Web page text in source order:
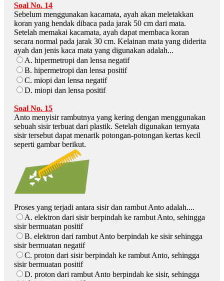
Soal No. 14
Sebelum menggunakan kacamata, ayah akan meletakkan
koran yang hendak dibaca pada jarak 50 cm dari mata.
Setelah memakai kacamata, ayah dapat membaca koran
secara normal pada jarak 30 cm. Kelainan mata yang diderita
ayah dan jenis kaca mata yang digunakan adalah...
A. hipermetropi dan lensa negatif
B. hipermetropi dan lensa positif
C. miopi dan lensa negatif
D. miopi dan lensa positif
Soal No. 15
Anto menyisir rambutnya yang kering dengan menggunakan
sebuah sisir terbuat dari plastik. Setelah digunakan ternyata
sisir tersebut dapat menarik potongan-potongan kertas kecil
seperti gambar berikut.
Proses yang terjadi antara sisir dan rambut Anto adalah....
A. elektron dari sisir berpindah ke rambut Anto, sehingga
sisir bermuatan positif
B. elektron dari rambut Anto berpindah ke sisir sehingga
sisir bermuatan negatif
C. proton dari sisir berpindah ke rambut Anto, sehingga
sisir bermuatan positif
D. proton dari rambut Anto berpindah ke sisir, sehingga